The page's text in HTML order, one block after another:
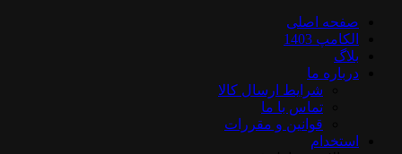
صفحه اصلی
الکامپ 1403
بلاگ
درباره ما
شرایط ارسال کالا
تماس با ما
قوانین و مقررات
استخدام